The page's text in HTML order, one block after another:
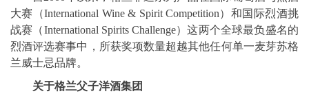
大赛（International Wine & Spirit Competition）和国际烈酒挑
战赛（International Spirits Challenge）这两个全球最负盛名的
烈酒评选赛事中，所获奖项数量超越其他任何单一麦芽苏格
兰威士忌品牌。
关于格兰父子洋酒集团